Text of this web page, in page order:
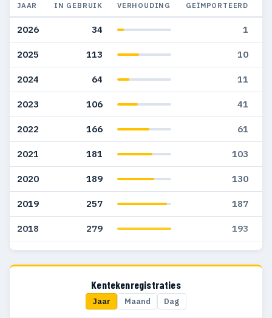
JAAR IN GEBRUIK VERHOUDING GEÏMPORTEERD
2026 34 1
2025 113 10
2024 64 11
2023 106 41
2022 166 61
2021 181 103
2020 189 130
2019 257 187
2018 279 193
2017 237 180
164
Kentekenregistraties
Jaar Maand Dag